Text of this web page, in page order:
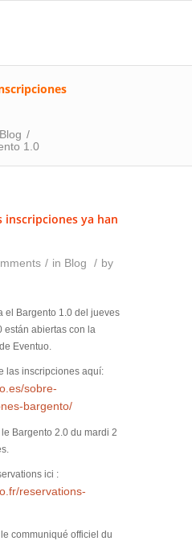
Blog /
1.0
inscripciones ya han
/ in Blog / by
el Bargento 1.0 del jueves
están abiertas con la
Eventuo.
las inscripciones aquí:
sobre-
bargento/
Bargento 2.0 du mardi 2
ici :
reservations-
communiqué officiel du